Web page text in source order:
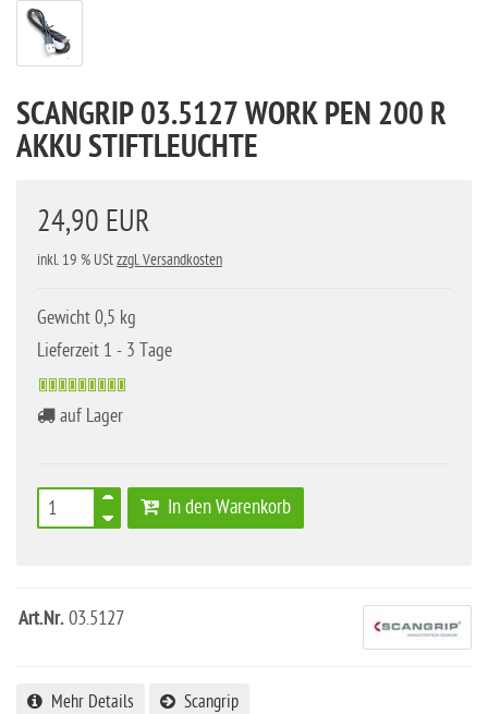
SCANGRIP 03.5127 WORK PEN 200 R
AKKU STIFTLEUCHTE
24,90 EUR
inkl. 19 % UStzzgl. Versandkosten
Gewicht 0,5 kg
Lieferzeit 1 - 3 Tage
auf Lager
In den Warenkorb
Art.Nr.03.5127
Mehr Details Scangrip